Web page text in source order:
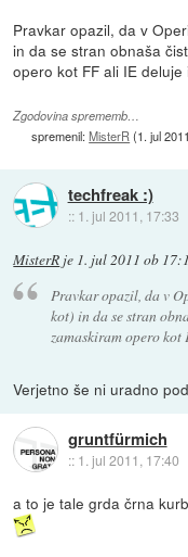
Pravkar opazil, da v
in da se stran obnaša
opero kot FF ali IE
Zgodovina sprememb…
spremenil:MisterR (1. jul
techfreak :)
:: 1. jul 2011, 17:33
MisterR je 1. jul 2011 ob
Pravkar opazil, da v
kot) in da se stran
zamaskiram opero
Verjetno še ni uradno
gruntfürmich
:: 1. jul 2011, 17:40
a to je tale grda črna